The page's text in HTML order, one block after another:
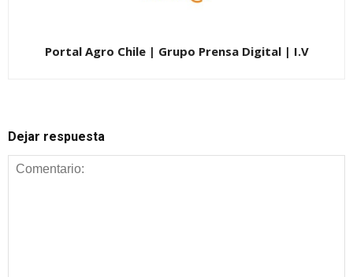
Portal Agro Chile | Grupo Prensa Digital | I.V
Dejar respuesta